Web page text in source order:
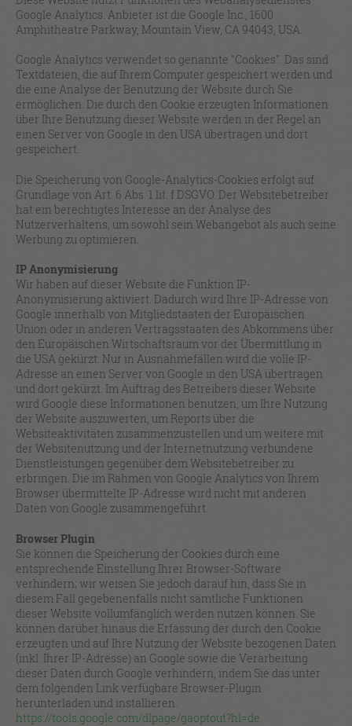
Google Analytics. Anbieter ist die Google Inc., 1600
Amphitheatre Parkway, Mountain View, CA 94043, USA.
Google Analytics verwendet so genannte "Cookies". Das sind
Textdateien, die auf Ihrem Computer gespeichert werden und
die eine Analyse der Benutzung der Website durch Sie
ermöglichen. Die durch den Cookie erzeugten Informationen
über Ihre Benutzung dieser Website werden in der Regel an
einen Server von Google in den USA übertragen und dort
gespeichert.
Die Speicherung von Google-Analytics-Cookies erfolgt auf
Grundlage von Art. 6 Abs. 1 lit. f DSGVO. Der Websitebetreiber
hat ein berechtigtes Interesse an der Analyse des
Nutzerverhaltens, um sowohl sein Webangebot als auch seine
Werbung zu optimieren.
IP Anonymisierung
Wir haben auf dieser Website die Funktion IP-
Anonymisierung aktiviert. Dadurch wird Ihre IP-Adresse von
Google innerhalb von Mitgliedstaaten der Europäischen
Union oder in anderen Vertragsstaaten des Abkommens über
den Europäischen Wirtschaftsraum vor der Übermittlung in
die USA gekürzt. Nur in Ausnahmefällen wird die volle IP-
Adresse an einen Server von Google in den USA übertragen
und dort gekürzt. Im Auftrag des Betreibers dieser Website
wird Google diese Informationen benutzen, um Ihre Nutzung
der Website auszuwerten, um Reports über die
Websiteaktivitäten zusammenzustellen und um weitere mit
der Websitenutzung und der Internetnutzung verbundene
Dienstleistungen gegenüber dem Websitebetreiber zu
erbringen. Die im Rahmen von Google Analytics von Ihrem
Browser übermittelte IP-Adresse wird nicht mit anderen
Daten von Google zusammengeführt.
Browser Plugin
Sie können die Speicherung der Cookies durch eine
entsprechende Einstellung Ihrer Browser-Software
verhindern; wir weisen Sie jedoch darauf hin, dass Sie in
diesem Fall gegebenenfalls nicht sämtliche Funktionen
dieser Website vollumfänglich werden nutzen können. Sie
können darüber hinaus die Erfassung der durch den Cookie
erzeugten und auf Ihre Nutzung der Website bezogenen Daten
(inkl. Ihrer IP-Adresse) an Google sowie die Verarbeitung
dieser Daten durch Google verhindern, indem Sie das unter
dem folgenden Link verfügbare Browser-Plugin
herunterladen und installieren:
https://tools.google.com/dlpage/gaoptout?hl=de